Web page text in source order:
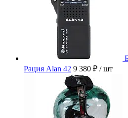
Рация Alan 42 9 380 ₽ / шт